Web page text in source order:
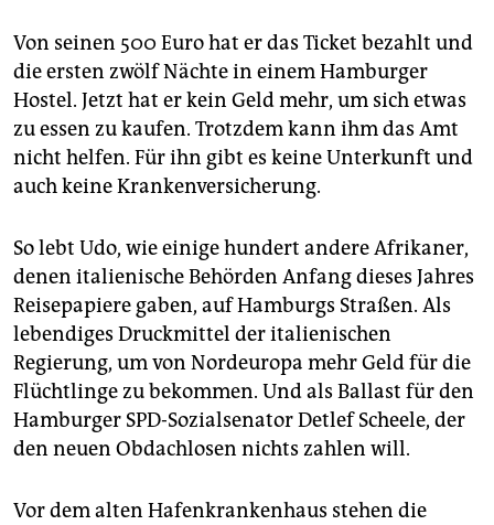
Von seinen 500 Euro hat er das Ticket bezahlt und
die ersten zwölf Nächte in einem Hamburger
Hostel. Jetzt hat er kein Geld mehr, um sich etwas
zu essen zu kaufen. Trotzdem kann ihm das Amt
nicht helfen. Für ihn gibt es keine Unterkunft und
auch keine Krankenversicherung.
So lebt Udo, wie einige hundert andere Afrikaner,
denen italienische Behörden Anfang dieses Jahres
Reisepapiere gaben, auf Hamburgs Straßen. Als
lebendiges Druckmittel der italienischen
Regierung, um von Nordeuropa mehr Geld für die
Flüchtlinge zu bekommen. Und als Ballast für den
Hamburger SPD-Sozialsenator Detlef Scheele, der
den neuen Obdachlosen nichts zahlen will.
Vor dem alten Hafenkrankenhaus stehen die